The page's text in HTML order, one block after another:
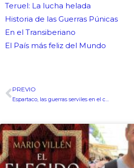
Teruel: La lucha helada
Historia de las Guerras Púnicas
En el Transiberiano
El País más feliz del Mundo
Ant
PREVIO
Espartaco, las guerras serviles en el cine – Con Historiae